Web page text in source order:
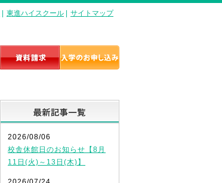
東進ハイスクール サイトマップ
2026/08/06
校舎休館日のお知らせ【8月
11日(火)～13日(木)】